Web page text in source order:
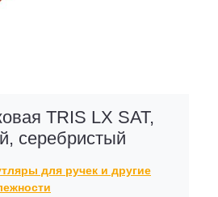
TRIS LX SAT,
серебристый
для ручек и другие